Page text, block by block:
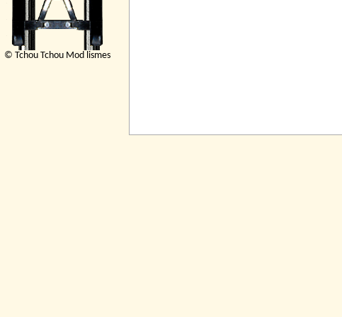
© Tchou Tchou Mod lismes